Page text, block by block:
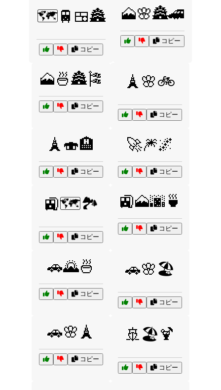
🗺️🚆🍱🏯
コピー
🗻🌸🏯🚄
コピー
🗻🍜🏯🎏
コピー
🗼🌸🚲
コピー
🗼🍣🏨
コピー
🚀🎆🌌
コピー
🚉🗺️🏞️
コピー
🚉🗻🌆🍵
コピー
🚗🌄🍜
コピー
🚗🌸🏖️
コピー
🚗🌸🗼
コピー
🚢🏖️🍹
コピー